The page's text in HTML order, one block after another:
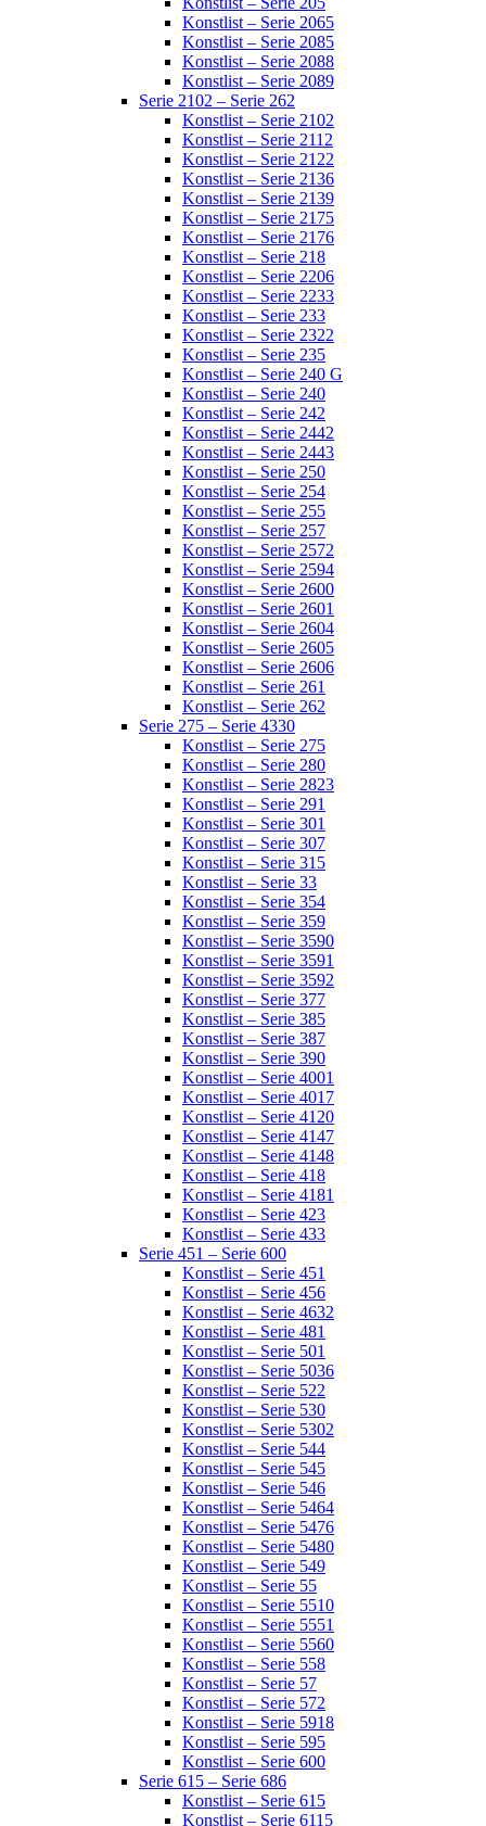
Konstlist – Serie 2065
Konstlist – Serie 2085
Konstlist – Serie 2088
Konstlist – Serie 2089
Serie 2102 – Serie 262
Konstlist – Serie 2102
Konstlist – Serie 2112
Konstlist – Serie 2122
Konstlist – Serie 2136
Konstlist – Serie 2139
Konstlist – Serie 2175
Konstlist – Serie 2176
Konstlist – Serie 218
Konstlist – Serie 2206
Konstlist – Serie 2233
Konstlist – Serie 233
Konstlist – Serie 2322
Konstlist – Serie 235
Konstlist – Serie 240 G
Konstlist – Serie 240
Konstlist – Serie 242
Konstlist – Serie 2442
Konstlist – Serie 2443
Konstlist – Serie 250
Konstlist – Serie 254
Konstlist – Serie 255
Konstlist – Serie 257
Konstlist – Serie 2572
Konstlist – Serie 2594
Konstlist – Serie 2600
Konstlist – Serie 2601
Konstlist – Serie 2604
Konstlist – Serie 2605
Konstlist – Serie 2606
Konstlist – Serie 261
Konstlist – Serie 262
Serie 275 – Serie 4330
Konstlist – Serie 275
Konstlist – Serie 280
Konstlist – Serie 2823
Konstlist – Serie 291
Konstlist – Serie 301
Konstlist – Serie 307
Konstlist – Serie 315
Konstlist – Serie 33
Konstlist – Serie 354
Konstlist – Serie 359
Konstlist – Serie 3590
Konstlist – Serie 3591
Konstlist – Serie 3592
Konstlist – Serie 377
Konstlist – Serie 385
Konstlist – Serie 387
Konstlist – Serie 390
Konstlist – Serie 4001
Konstlist – Serie 4017
Konstlist – Serie 4120
Konstlist – Serie 4147
Konstlist – Serie 4148
Konstlist – Serie 418
Konstlist – Serie 4181
Konstlist – Serie 423
Konstlist – Serie 433
Serie 451 – Serie 600
Konstlist – Serie 451
Konstlist – Serie 456
Konstlist – Serie 4632
Konstlist – Serie 481
Konstlist – Serie 501
Konstlist – Serie 5036
Konstlist – Serie 522
Konstlist – Serie 530
Konstlist – Serie 5302
Konstlist – Serie 544
Konstlist – Serie 545
Konstlist – Serie 546
Konstlist – Serie 5464
Konstlist – Serie 5476
Konstlist – Serie 5480
Konstlist – Serie 549
Konstlist – Serie 55
Konstlist – Serie 5510
Konstlist – Serie 5551
Konstlist – Serie 5560
Konstlist – Serie 558
Konstlist – Serie 57
Konstlist – Serie 572
Konstlist – Serie 5918
Konstlist – Serie 595
Konstlist – Serie 600
Serie 615 – Serie 686
Konstlist – Serie 615
Konstlist – Serie 6115